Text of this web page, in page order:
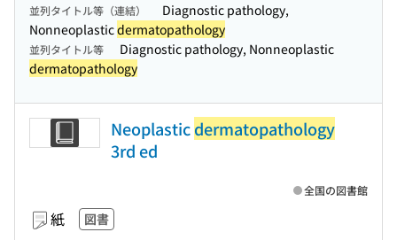
並列タイトル等（連結）
Diagnostic pathology,
Nonneoplasticdermatopathology
並列タイトル等
Diagnostic pathology, Nonneoplastic
dermatopathology
Neoplasticdermatopathology
3rd ed
紙 図書
全国の図書館